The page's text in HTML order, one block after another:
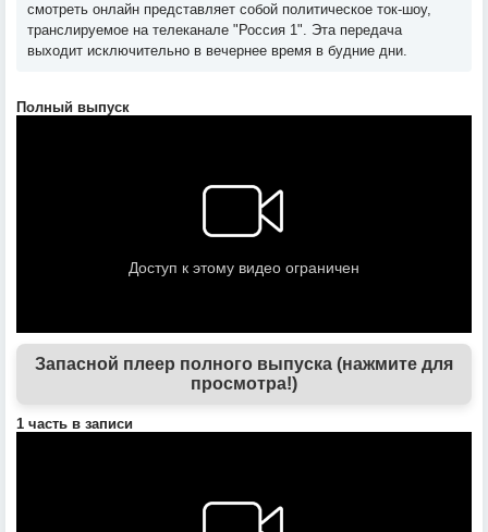
смотреть онлайн представляет собой политическое ток-шоу,
транслируемое на телеканале "Россия 1". Эта передача
выходит исключительно в вечернее время в будние дни.
Полный выпуск
Запасной плеер полного выпуска (нажмите для
просмотра!)
1 часть в записи